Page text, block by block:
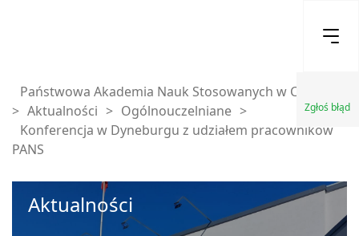
Zgłoś błąd
Państwowa Akademia Nauk Stosowanych w Chełmie
> Aktualności > Ogólnouczelniane >
Konferencja w Dyneburgu z udziałem pracowników
PANS
Aktualności